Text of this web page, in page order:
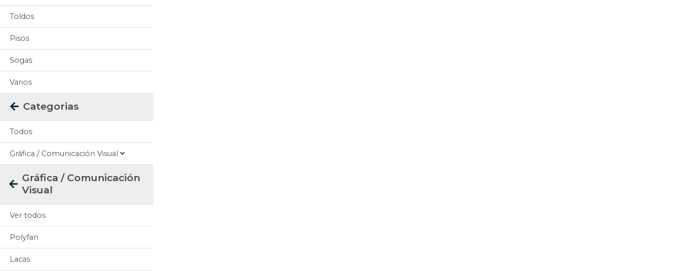
Toldos
Pisos
Sogas
Varios
Categorias
Todos
Gráfica / Comunicación Visual
Gráfica / Comunicación
Visual
Ver todos
Polyfan
Lacas